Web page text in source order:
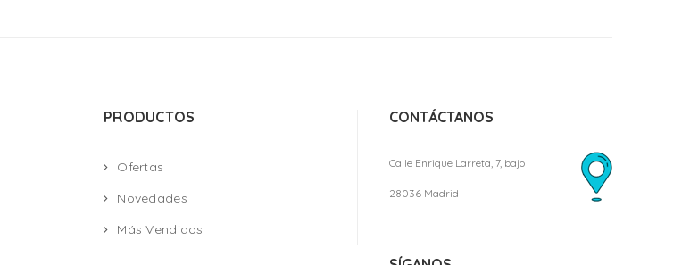
PRODUCTOS
Ofertas
Novedades
Más Vendidos
CONTÁCTANOS
Calle Enrique Larreta, 7, bajo
28036 Madrid